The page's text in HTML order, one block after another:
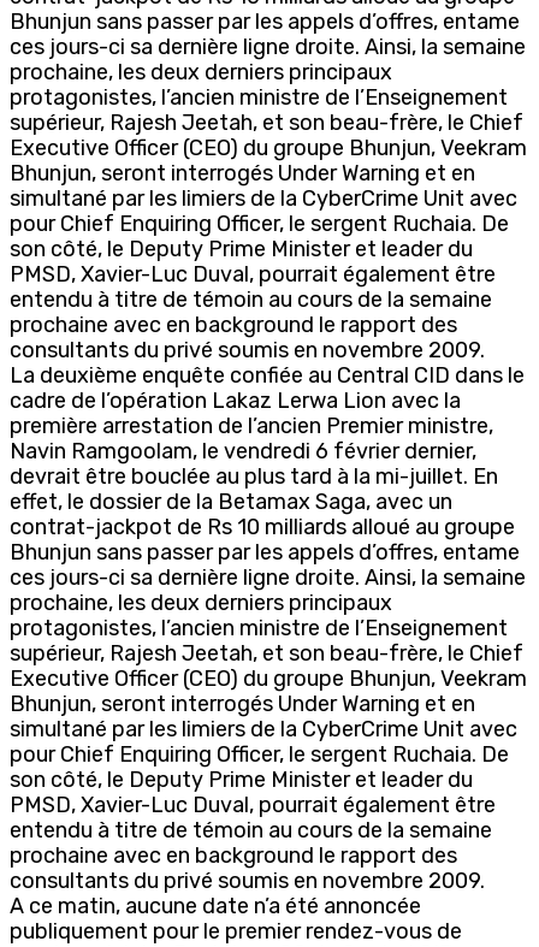
Bhunjun sans passer par les appels d’offres, entame
ces jours-ci sa dernière ligne droite. Ainsi, la semaine
prochaine, les deux derniers principaux
protagonistes, l’ancien ministre de l’Enseignement
supérieur, Rajesh Jeetah, et son beau-frère, le Chief
Executive Officer (CEO) du groupe Bhunjun, Veekram
Bhunjun, seront interrogés Under Warning et en
simultané par les limiers de la CyberCrime Unit avec
pour Chief Enquiring Officer, le sergent Ruchaia. De
son côté, le Deputy Prime Minister et leader du
PMSD, Xavier-Luc Duval, pourrait également être
entendu à titre de témoin au cours de la semaine
prochaine avec en background le rapport des
consultants du privé soumis en novembre 2009.
La deuxième enquête confiée au Central CID dans le
cadre de l’opération Lakaz Lerwa Lion avec la
première arrestation de l’ancien Premier ministre,
Navin Ramgoolam, le vendredi 6 février dernier,
devrait être bouclée au plus tard à la mi-juillet. En
effet, le dossier de la Betamax Saga, avec un
contrat-jackpot de Rs 10 milliards alloué au groupe
Bhunjun sans passer par les appels d’offres, entame
ces jours-ci sa dernière ligne droite. Ainsi, la semaine
prochaine, les deux derniers principaux
protagonistes, l’ancien ministre de l’Enseignement
supérieur, Rajesh Jeetah, et son beau-frère, le Chief
Executive Officer (CEO) du groupe Bhunjun, Veekram
Bhunjun, seront interrogés Under Warning et en
simultané par les limiers de la CyberCrime Unit avec
pour Chief Enquiring Officer, le sergent Ruchaia. De
son côté, le Deputy Prime Minister et leader du
PMSD, Xavier-Luc Duval, pourrait également être
entendu à titre de témoin au cours de la semaine
prochaine avec en background le rapport des
consultants du privé soumis en novembre 2009.
A ce matin, aucune date n’a été annoncée
publiquement pour le premier rendez-vous de